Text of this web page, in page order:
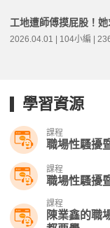
工地遭師傅摸屁股！
2026.04.01 | 104小編 |
學習資源
課程
職場性騷擾
課程
職場性騷擾
課程
陳業鑫的職